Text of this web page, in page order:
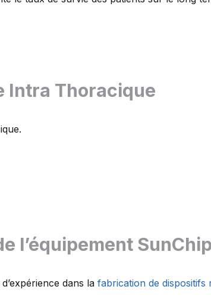
Intra Thoracique
l’équipement
dans la fabrication de dispositifs